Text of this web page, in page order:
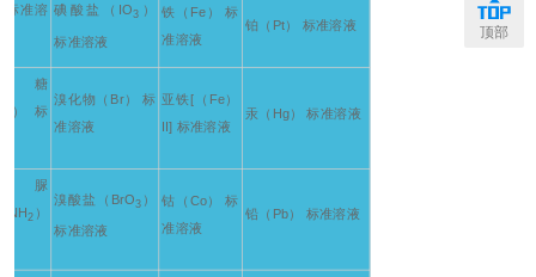
标准溶 碘酸盐（IO3 ）
标准溶液
铁（Fe） 标
准溶液
铂（Pt） 标准溶液
O） 标
溴化物（Br） 标
准溶液
亚铁[（Fe）
II] 标准溶液
汞（Hg） 标准溶液
2 ）
溴酸盐（BrO3 ）
标准溶液
钴（Co） 标
准溶液
铅（Pb） 标准溶液
顶部